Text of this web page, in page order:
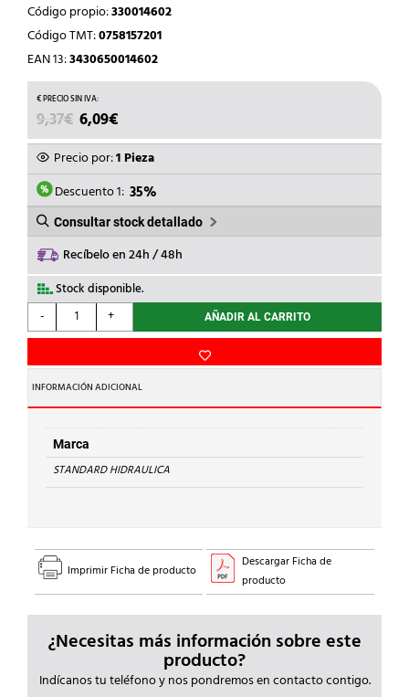
Código propio:330014602
Código TMT:0758157201
EAN 13:3430650014602
9,37€ EL
PRECIO
ORIGINAL
ERA:
9,37€.
6,09€
PRECIO
ACTUAL
ES:
6,09€.
Precio por:1 Pieza
Descuento 1: 35%
Consultar stock detallado
Recíbelo en 24h / 48h
Stock disponible.
-
STANDARD
HIDRAULICA
TE
H
130g
Cu
22-
1/2-
22
+ AÑADIR AL CARRITO
INFORMACIÓN ADICIONAL
Marca
STANDARD HIDRAULICA
Imprimir Ficha de producto
Descargar Ficha de
producto
¿Necesitas más información sobre este
producto?
Indícanos tu teléfono y nos pondremos en contacto contigo.